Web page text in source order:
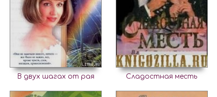
В двух шагах от рая Сладостная месть